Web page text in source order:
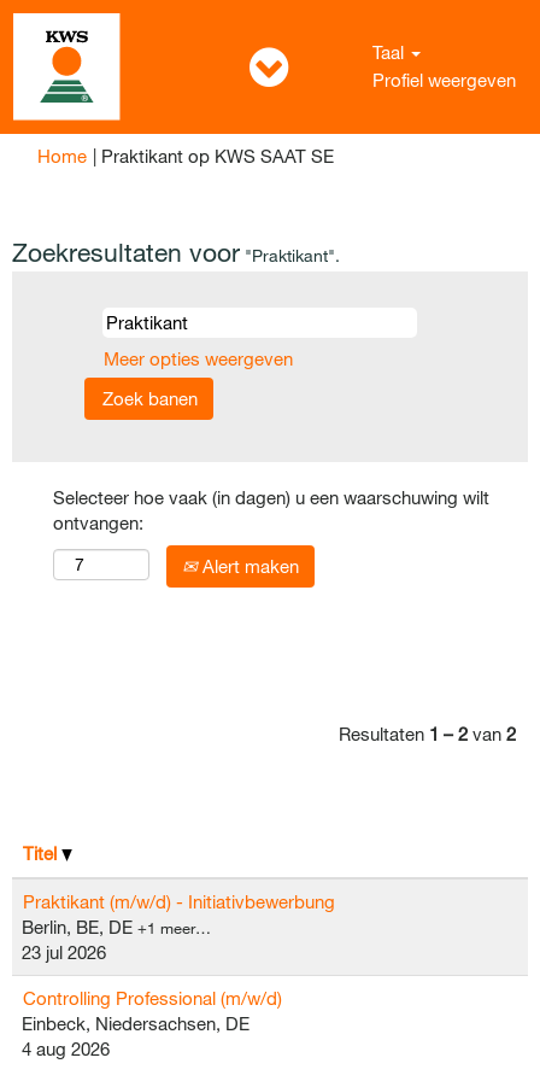
Taal
Profiel weergeven
Home | Praktikant op KWS SAAT SE(huidige
Zoekresultaten voor "Praktikant".
Meer opties weergeven
Selecteer hoe vaak (in dagen) u een waarschuwing wilt
ontvangen:
Alert maken
Resultaten 1 – 2 van 2
Titel
Praktikant (m/w/d) - Initiativbewerbung
Berlin, BE, DE +1 meer…
23 jul 2026
Controlling Professional (m/w/d)
Einbeck, Niedersachsen, DE
4 aug 2026